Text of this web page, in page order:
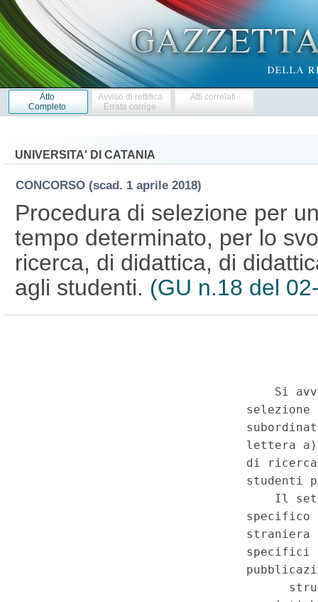
Atto
Completo
Avviso di rettifica
Errata corrige
Atti correlati
UNIVERSITA' DI CATANIA
CONCORSO (scad. 1 aprile 2018)
Procedura di selezione per
tempo determinato, per lo
ricerca, di didattica, di
agli studenti. (GU n.18 del